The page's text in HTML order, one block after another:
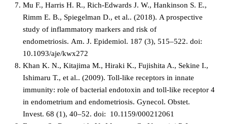
Mu F., Harris H. R., Rich-Edwards J. W., Hankinson S. E.,
Rimm E. B., Spiegelman D., et al.. (2018). A prospective
study of inflammatory markers and risk of
endometriosis. Am. J. Epidemiol. 187 (3), 515–522. doi:
10.1093/aje/kwx272
Khan K. N., Kitajima M., Hiraki K., Fujishita A., Sekine I.,
Ishimaru T., et al.. (2009). Toll-like receptors in innate
immunity: role of bacterial endotoxin and toll-like receptor 4
in endometrium and endometriosis. Gynecol. Obstet.
Invest. 68 (1), 40–52. doi: 10.1159/000212061